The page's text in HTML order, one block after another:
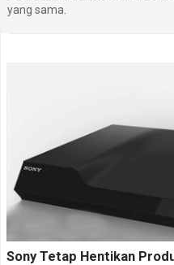
yang sama.
Sony Tetap Hentikan